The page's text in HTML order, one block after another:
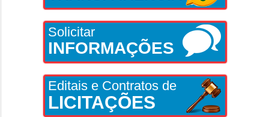
Solicitar
INFORMAÇÕES
Editais e Contratos de
LICITAÇÕES